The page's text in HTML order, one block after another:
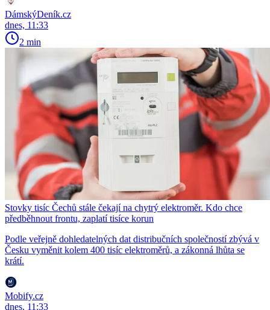
DámskýDeník.cz
dnes, 11:33
2 min
Stovky tisíc Čechů stále čekají na chytrý elektroměr. Kdo chce
předběhnout frontu, zaplatí tisíce korun
Podle veřejně dohledatelných dat distribučních společností zbývá v
Česku vyměnit kolem 400 tisíc elektroměrů, a zákonná lhůta se
krátí.
Mobify.cz
dnes, 11:33